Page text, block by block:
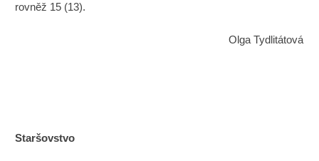
rovněž 15 (13).
Olga Tydlitátová
Staršovstvo